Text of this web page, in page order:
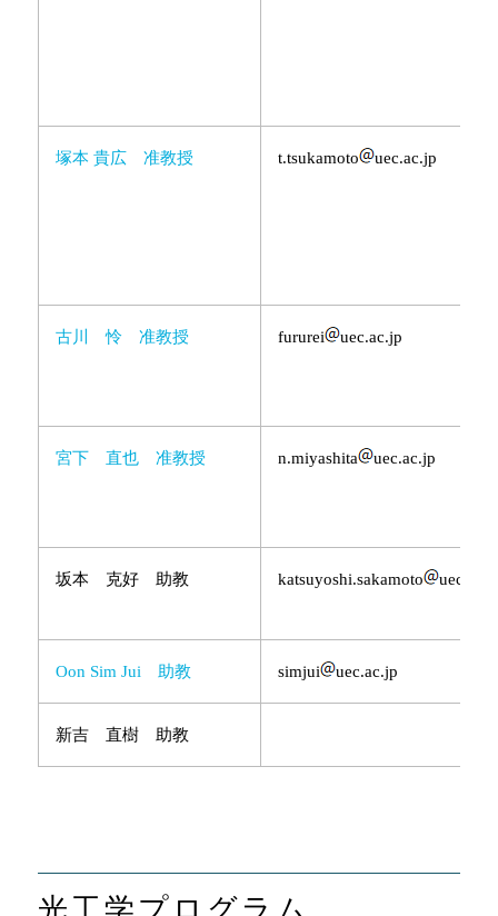
塚本 貴広 准教授 t.tsukamoto uec.ac.jp
古川 怜 准教授 fururei uec.ac.jp
宮下 直也 准教授 n.miyashita uec.ac.jp
坂本 克好 助教 katsuyoshi.sakamoto
Oon Sim Jui 助教 simjui uec.ac.jp
新吉 直樹 助教
光工学プログラム